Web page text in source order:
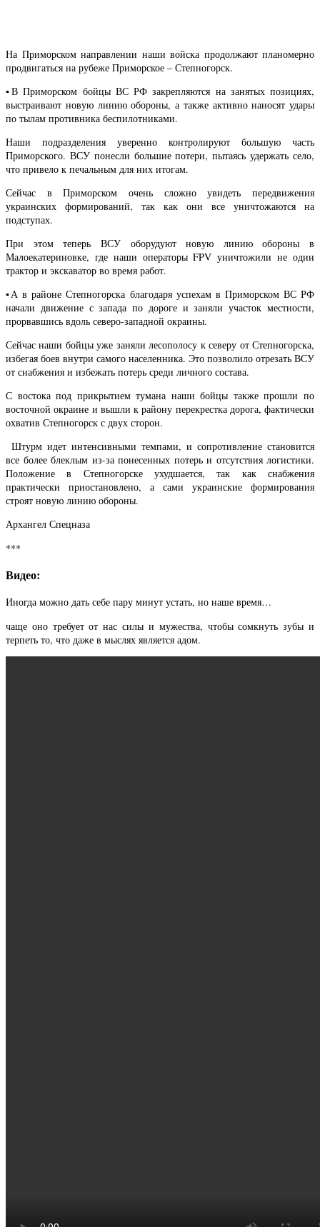
На Приморском направлении наши войска продолжают планомерно
продвигаться на рубеже Приморское – Степногорск.
▪️В Приморском бойцы ВС РФ закрепляются на занятых позициях,
выстраивают новую линию обороны, а также активно наносят удары
по тылам противника беспилотниками.
Наши подразделения уверенно контролируют большую часть
Приморского. ВСУ понесли большие потери, пытаясь удержать село,
что привело к печальным для них итогам.
Сейчас в Приморском очень сложно увидеть передвижения
украинских формирований, так как они все уничтожаются на
подступах.
При этом теперь ВСУ оборудуют новую линию обороны в
Малоекатериновке, где наши операторы FPV уничтожили не один
трактор и экскаватор во время работ.
▪️А в районе Степногорска благодаря успехам в Приморском ВС РФ
начали движение с запада по дороге и заняли участок местности,
прорвавшись вдоль северо-западной окраины.
Сейчас наши бойцы уже заняли лесополосу к северу от Степногорска,
избегая боев внутри самого населенника. Это позволило отрезать ВСУ
от снабжения и избежать потерь среди личного состава.
С востока под прикрытием тумана наши бойцы также прошли по
восточной окраине и вышли к району перекрестка дорога, фактически
охватив Степногорск с двух сторон.
Штурм идет интенсивными темпами, и сопротивление становится
все более блеклым из-за понесенных потерь и отсутствия логистики.
Положение в Степногорске ухудшается, так как снабжения
практически приостановлено, а сами украинские формирования
строят новую линию обороны.
Архангел Спецназа
***
Видео:
Иногда можно дать себе пару минут устать, но наше время…
чаще оно требует от нас силы и мужества, чтобы сомкнуть зубы и
терпеть то, что даже в мыслях является адом.